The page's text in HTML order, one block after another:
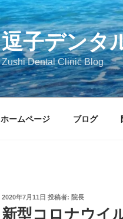
逗子デンタ
Zushi Dental Clinic Blog
ホームページ ブログ
投
稿
日:
2020年7月11日 投稿者: 院長
新型コロナウイ